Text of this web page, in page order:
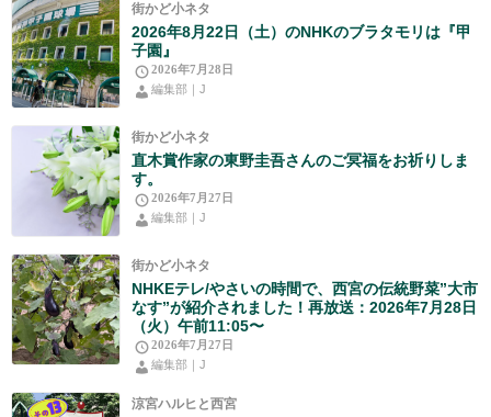
街かど小ネタ
2026年8月22日（土）のNHKのブラタモリは『甲
子園』
2026年7月28日
編集部｜J
街かど小ネタ
直木賞作家の東野圭吾さんのご冥福をお祈りしま
す。
2026年7月27日
編集部｜J
街かど小ネタ
NHKEテレ/やさいの時間で、西宮の伝統野菜”大市
なす”が紹介されました！再放送：2026年7月28日
（火）午前11:05〜
2026年7月27日
編集部｜J
涼宮ハルヒと西宮